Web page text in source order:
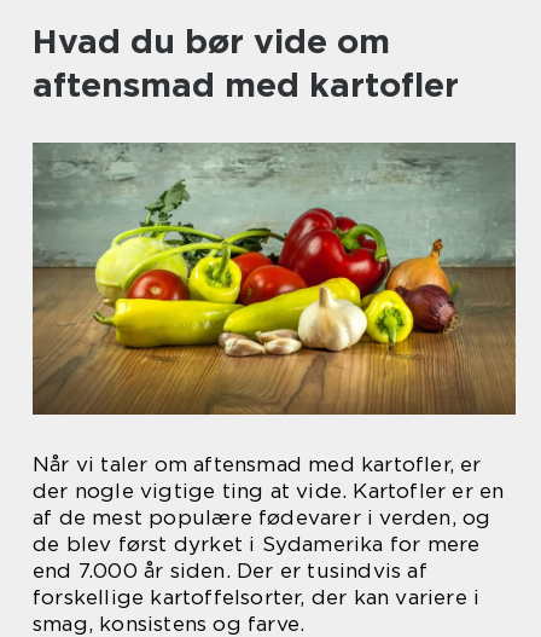
Hvad du bør vide om
aftensmad med kartofler
Når vi taler om aftensmad med kartofler, er
der nogle vigtige ting at vide. Kartofler er en
af de mest populære fødevarer i verden, og
de blev først dyrket i Sydamerika for mere
end 7.000 år siden. Der er tusindvis af
forskellige kartoffelsorter, der kan variere i
smag, konsistens og farve.